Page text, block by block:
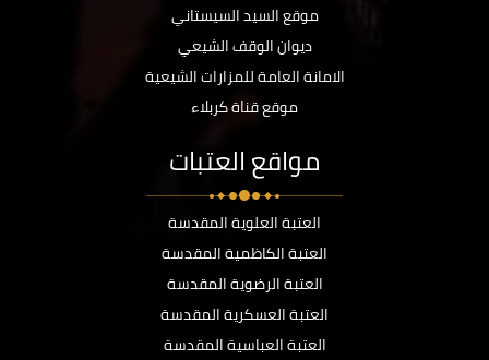
موقع السيد السيستاني
ديوان الوقف الشيعي
الامانة العامة للمزارات الشيعية
موقع قناة كربلاء
مواقع العتبات
العتبة العلوية المقدسة
العتبة الكاظمية المقدسة
العتبة الرضوية المقدسة
العتبة العسكرية المقدسة
العتبة العباسية المقدسة